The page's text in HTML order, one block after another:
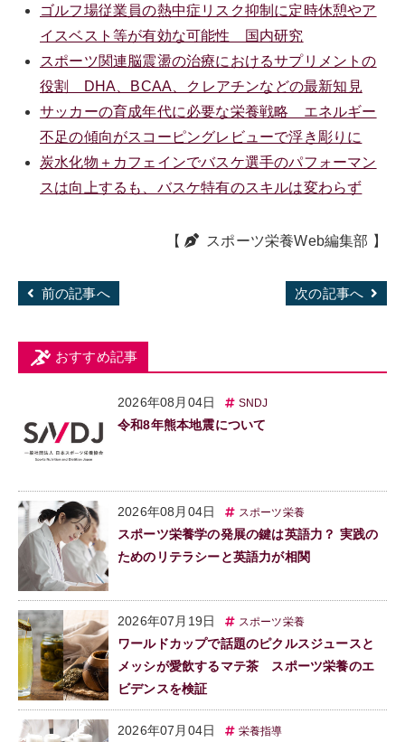
ゴルフ場従業員の熱中症リスク抑制に定時休憩やア
イスベスト等が有効な可能性 国内研究
スポーツ関連脳震盪の治療におけるサプリメントの
役割 DHA、BCAA、クレアチンなどの最新知見
サッカーの育成年代に必要な栄養戦略 エネルギー
不足の傾向がスコーピングレビューで浮き彫りに
炭水化物＋カフェインでバスケ選手のパフォーマン
スは向上するも、バスケ特有のスキルは変わらず
【 スポーツ栄養Web編集部 】
前の記事へ 次の記事へ
おすすめ記事
2026年08月04日 SNDJ
令和8年熊本地震について
2026年08月04日 スポーツ栄養
スポーツ栄養学の発展の鍵は英語力？ 実践の
ためのリテラシーと英語力が相関
2026年07月19日 スポーツ栄養
ワールドカップで話題のピクルスジュースと
メッシが愛飲するマテ茶 スポーツ栄養のエ
ビデンスを検証
2026年07月04日 栄養指導